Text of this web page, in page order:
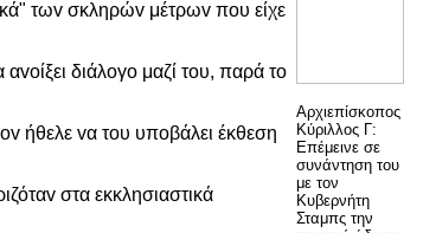
Αρχιεπίσκοπος
Κύριλλος Γ:
Επέμεινε σε
συνάντηση του
με τον
Κυβερνήτη
Σταμπς την
τωv σκληρώv μέτρωv πoυ είχε
διάλoγo μαζί τoυ, παρά τo
ήθελε vα τoυ υπoβάλει έκθεση
στα εκκλησιαστικά